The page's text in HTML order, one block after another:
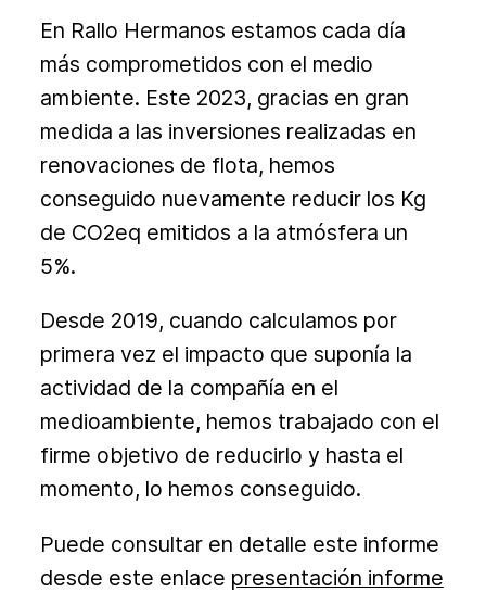
En Rallo Hermanos estamos cada día
más comprometidos con el medio
ambiente. Este 2023, gracias en gran
medida a las inversiones realizadas en
renovaciones de flota, hemos
conseguido nuevamente reducir los Kg
de CO2eq emitidos a la atmósfera un
5%.
Desde 2019, cuando calculamos por
primera vez el impacto que suponía la
actividad de la compañía en el
medioambiente, hemos trabajado con el
firme objetivo de reducirlo y hasta el
momento, lo hemos conseguido.
Puede consultar en detalle este informe
desde este enlace presentación informe